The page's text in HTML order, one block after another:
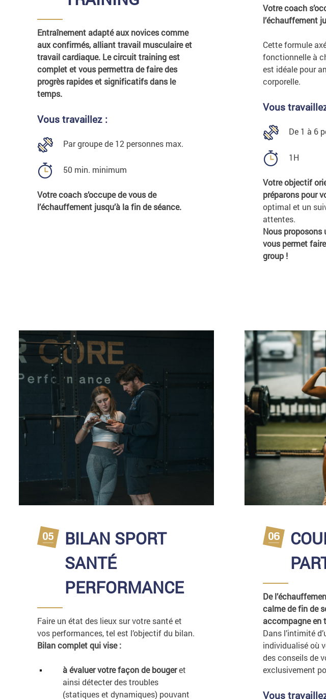
Entraînement adapté aux novices comme
aux confirmés, alliant travail musculaire et
travail cardiaque. Le circuit training est
complet et vous permettra de faire des
progrès rapides et significatifs dans le
temps.
Vous travaillez :
Par groupe de 12 personnes max.
50 min. minimum
Votre coach s’occupe de vous de
l’échauffement jusqu’à la fin de séance.
Votre coach
l’échauffement
Cette formule
fonctionnelle à
est idéale pour
corporelle.
Vous
De 1 à 6
1H
Votre objectif
préparons pour
optimal et un
attentes.
Nous proposons
vous permet
group !
BILAN SPORT
SANTÉ
PERFORMANCE
Faire un état des lieux sur votre santé et
vos performances, tel est l’objectif du bilan.
Bilan complet qui vise :
à évaluer votre façon de bougeret
ainsi détecter des troubles
(statiques et dynamiques) pouvant
De
calme de fin de
accompagne en
Dans l’intimité
individualisé où
des conseils de
exclusivement
Vous